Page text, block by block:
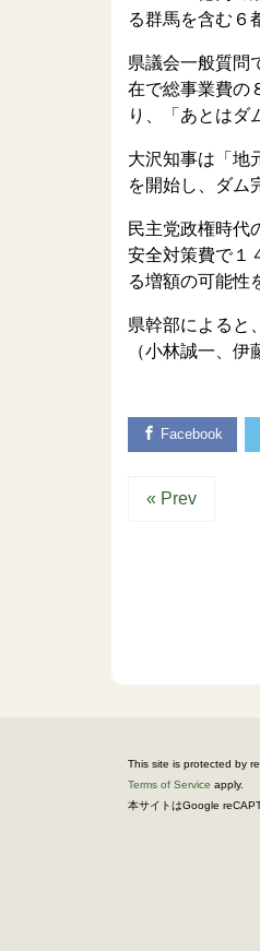
る群馬を含む６
県議会一般質問
在で総事業費の
り、「あとはダ
大沢知事は「地
を開始し、ダム
民主党政権時代
安全対策費で１
る増額の可能性
県幹部によると
（小林誠一、伊
Facebook
« Prev
This site is protected by
Terms of Service apply.
本サイトはGoogle